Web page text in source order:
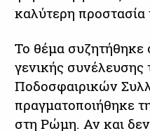
καλύτερη προστασία
Το θέμα συζητήθηκε
γενικής
Ποδοσφαιρικών
πραγματοποιήθηκε
στη Ρώμη. Αν και